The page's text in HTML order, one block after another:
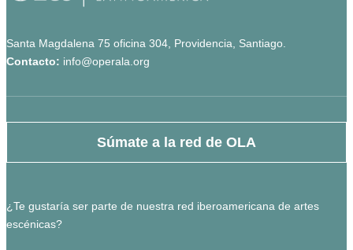
Santa Magdalena 75 oficina 304, Providencia, Santiago.
Contacto: info@operala.org
Súmate a la red de OLA
¿Te gustaría ser parte de nuestra red iberoamericana de artes
escénicas?